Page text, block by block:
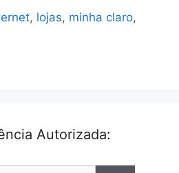
, lojas, minha claro,
Autorizada: